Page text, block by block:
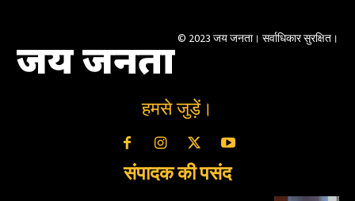
जय जनता © 2023 जय जनता। सर्वाधिकार सुरक्षित।
हमसे जुड़ें।
संपादक की पसंद